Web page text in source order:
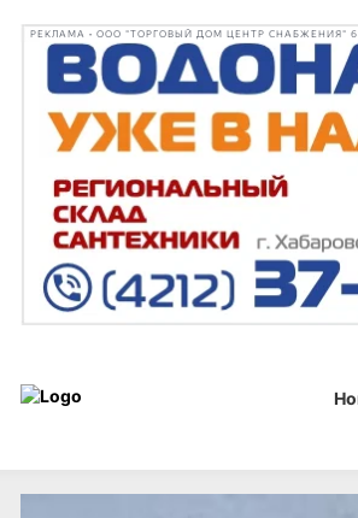
РЕКЛАМА • ООО "ТОРГОВЫЙ ДОМ ЦЕНТР СНАБЖЕНИЯ"